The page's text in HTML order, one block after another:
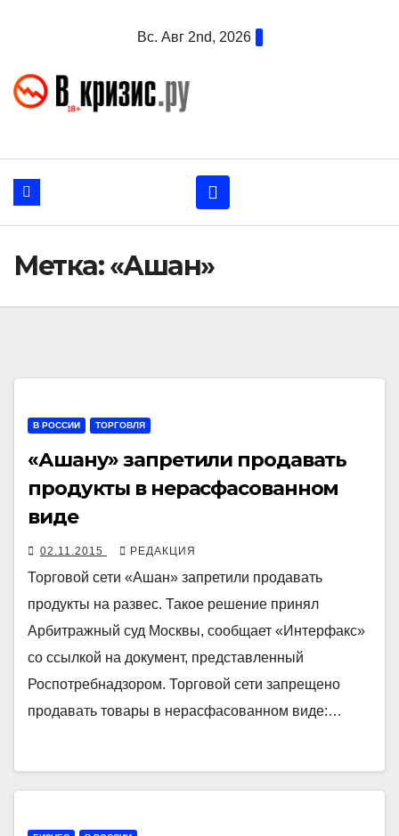
Вс. Авг 2nd, 2026
Метка:«Ашан»
В РОССИИ ТОРГОВЛЯ
«Ашану» запретили продавать
продукты в нерасфасованном
виде
02.11.2015 РЕДАКЦИЯ
Торговой сети «Ашан» запретили продавать
продукты на развес. Такое решение принял
Арбитражный суд Москвы, сообщает «Интерфакс»
со ссылкой на документ, представленный
Роспотребнадзором. Торговой сети запрещено
продавать товары в нерасфасованном виде:…